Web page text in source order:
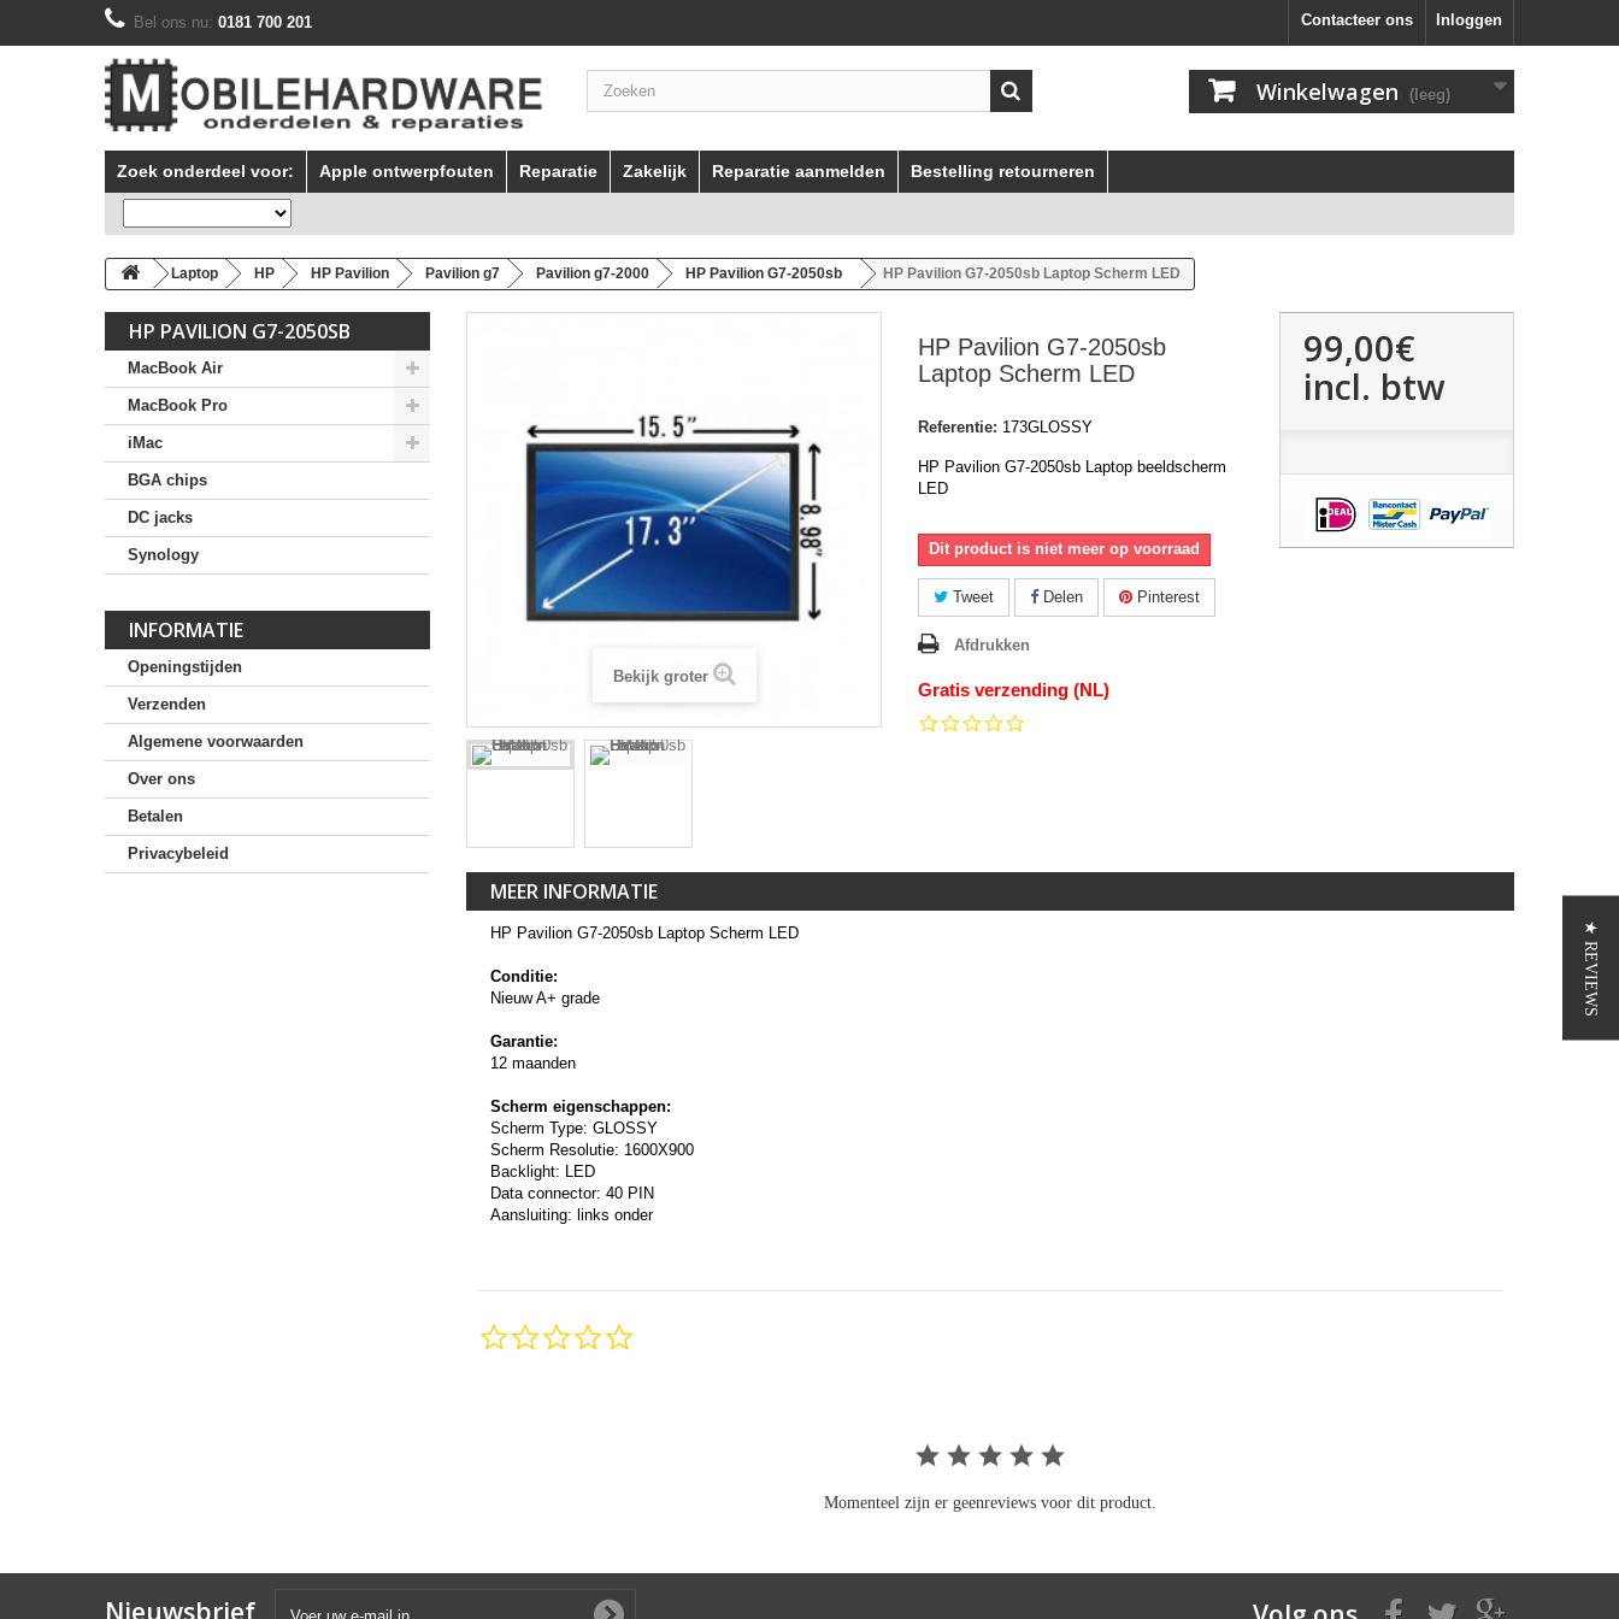
Inloggen
Contacteer ons
Bel ons nu: 0181 700 201
Winkelwagen (leeg)
Zoek onderdeel voor: Apple ontwerpfouten Reparatie Zakelijk Reparatie aanmelden Bestelling retourneren
Laptop HP HP Pavilion Pavilion g7 Pavilion g7-2000 HP Pavilion G7-2050sb HP Pavilion G7-2050sb Laptop Scherm LED
HP PAVILION G7-2050SB
MacBook Air
MacBook Pro
iMac
BGA chips
DC jacks
Synology
INFORMATIE
Openingstijden
Verzenden
Algemene voorwaarden
Over ons
Betalen
Privacybeleid
Bekijk groter
HP Pavilion G7-2050sb
Laptop Scherm LED
Referentie: 173GLOSSY
HP Pavilion G7-2050sb Laptop beeldscherm
LED
Dit product is niet meer op voorraad
Tweet Delen Pinterest
Afdrukken
Gratis verzending (NL)
99,00€
incl. btw
MEER INFORMATIE
HP Pavilion G7-2050sb Laptop Scherm LED
Conditie:
Nieuw A+ grade
Garantie:
12 maanden
Scherm eigenschappen:
Scherm Type: GLOSSY
Scherm Resolutie: 1600X900
Backlight: LED
Data connector: 40 PIN
Aansluiting: links onder
Momenteel zijn er geenreviews voor dit product.
Nieuwsbrief
★ REVIEWS